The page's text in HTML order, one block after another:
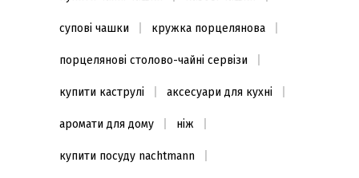
супові чашки кружка порцелянова
порцелянові столово-чайні сервізи
купити каструлі аксесуари для кухні
аромати для дому ніж
купити посуду nachtmann